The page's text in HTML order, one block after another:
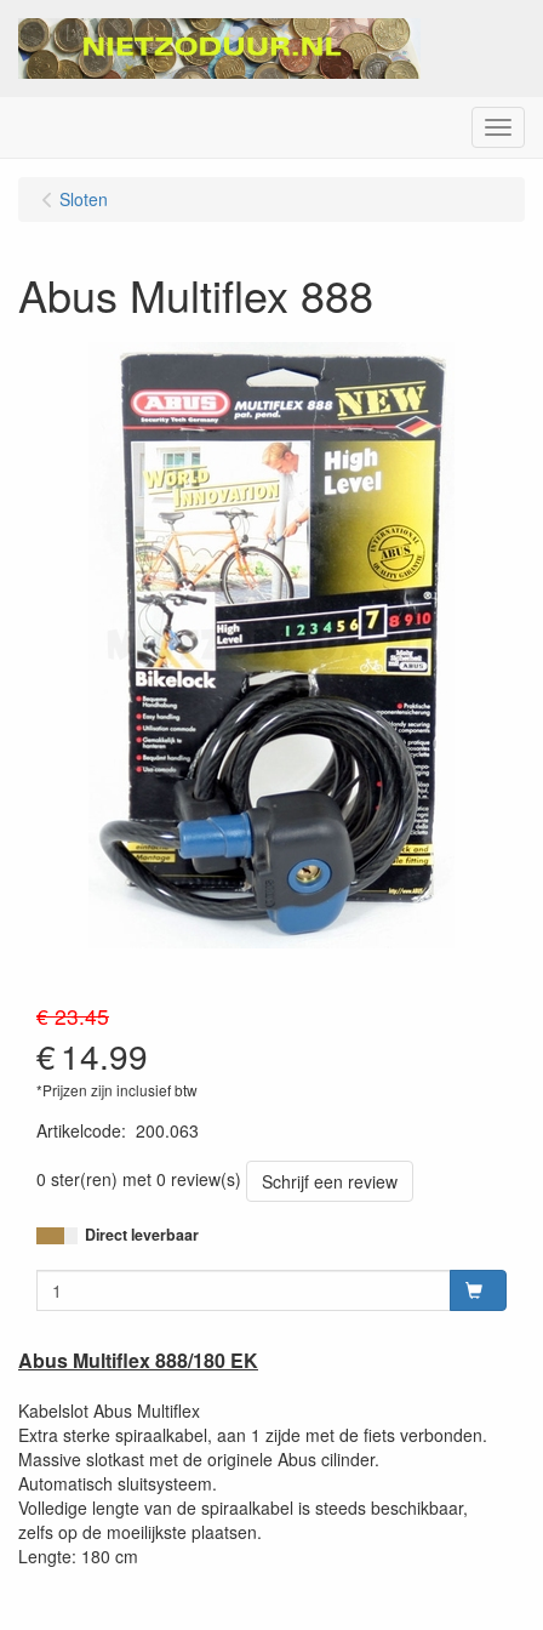
Menu
Sloten
Abus Multiflex 888
€ 23.45
€14.99
*Prijzen zijn inclusief btw
Artikelcode: 200.063
0 ster(ren) met 0 review(s)
Schrijf een review
Direct leverbaar
Abus Multiflex 888/180 EK
Kabelslot Abus Multiflex
Extra sterke spiraalkabel, aan 1 zijde met de fiets verbonden.
Massive slotkast met de originele Abus cilinder.
Automatisch sluitsysteem.
Volledige lengte van de spiraalkabel is steeds beschikbaar,
zelfs op de moeilijkste plaatsen.
Lengte: 180 cm